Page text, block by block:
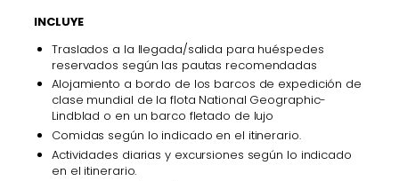
INCLUYE
Traslados a la llegada/salida para huéspedes
reservados según las pautas recomendadas
Alojamiento a bordo de los barcos de expedición de
clase mundial de la flota National Geographic-
Lindblad o en un barco fletado de lujo
Comidas según lo indicado en el itinerario.
Actividades diarias y excursiones según lo indicado
en el itinerario.